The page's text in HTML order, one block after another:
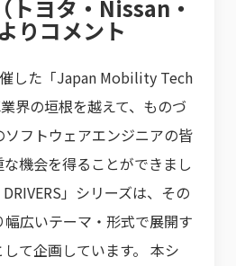
トヨタ・Nissan・
りコメント
した「Japan Mobility Tech
界の垣根を越えて、ものづ
ソフトウェアエンジニアの皆
機会を得ることができまし
」シリーズは、その
広いテーマ・形式で展開す
て企画しています。 本シ